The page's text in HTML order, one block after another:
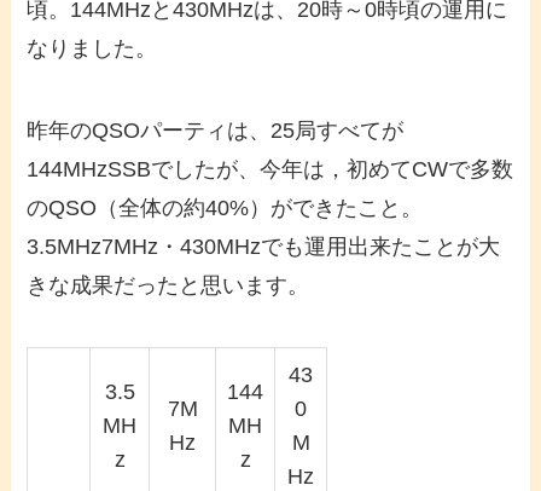
頃。144MHzと430MHzは、20時～0時頃の運用に
なりました。
昨年のQSOパーティは、25局すべてが
144MHzSSBでしたが、今年は，初めてCWで多数
のQSO（全体の約40%）ができたこと。
3.5MHz7MHz・430MHzでも運用出来たことが大
きな成果だったと思います。
3.5
MH
z
7M
Hz
144
MH
z
43
0
M
Hz